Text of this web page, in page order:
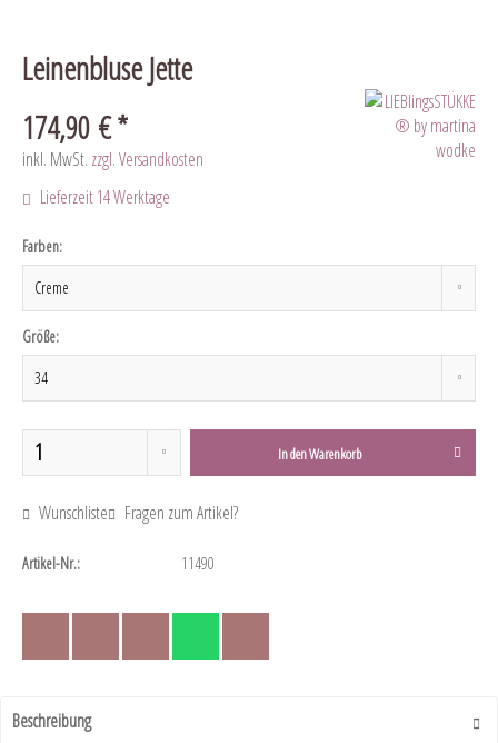
Leinenbluse Jette
174,90 € *
inkl. MwSt. zzgl. Versandkosten
Lieferzeit 14 Werktage
Farben:
Größe:
In denWarenkorb
Wunschliste Fragen zum Artikel?
Artikel-Nr.: 11490
Beschreibung